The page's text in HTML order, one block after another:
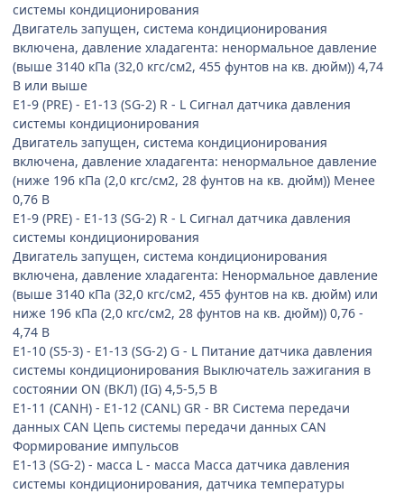
системы кондиционирования
Двигатель запущен, система кондиционирования
включена, давление хладагента: ненормальное давление
(выше 3140 кПа (32,0 кгс/см2, 455 фунтов на кв. дюйм)) 4,74
В или выше
E1-9 (PRE) - E1-13 (SG-2) R - L Сигнал датчика давления
системы кондиционирования
Двигатель запущен, система кондиционирования
включена, давление хладагента: ненормальное давление
(ниже 196 кПа (2,0 кгс/см2, 28 фунтов на кв. дюйм)) Менее
0,76 В
E1-9 (PRE) - E1-13 (SG-2) R - L Сигнал датчика давления
системы кондиционирования
Двигатель запущен, система кондиционирования
включена, давление хладагента: Ненормальное давление
(выше 3140 кПа (32,0 кгс/см2, 455 фунтов на кв. дюйм) или
ниже 196 кПа (2,0 кгс/см2, 28 фунтов на кв. дюйм)) 0,76 -
4,74 В
E1-10 (S5-3) - E1-13 (SG-2) G - L Питание датчика давления
системы кондиционирования Выключатель зажигания в
состоянии ON (ВКЛ) (IG) 4,5-5,5 В
E1-11 (CANH) - E1-12 (CANL) GR - BR Система передачи
данных CAN Цепь системы передачи данных CAN
Формирование импульсов
E1-13 (SG-2) - масса L - масса Масса датчика давления
системы кондиционирования, датчика температуры